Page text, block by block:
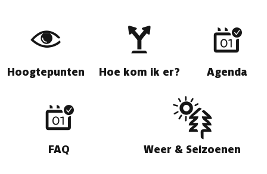
Hoogtepunten Hoe kom ik er? Agenda
FAQ Weer & Seizoenen